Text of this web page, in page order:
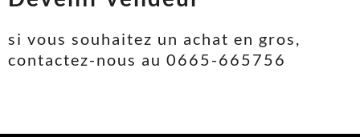
si vous souhaitez un achat en gros,
contactez-nous au 0665-665756